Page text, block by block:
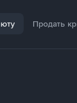
Продать